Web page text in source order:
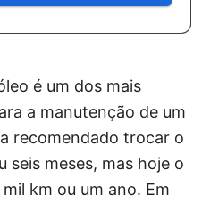
é um dos mais
a manutenção de um
recomendado trocar o
seis meses, mas hoje o
km ou um ano. Em